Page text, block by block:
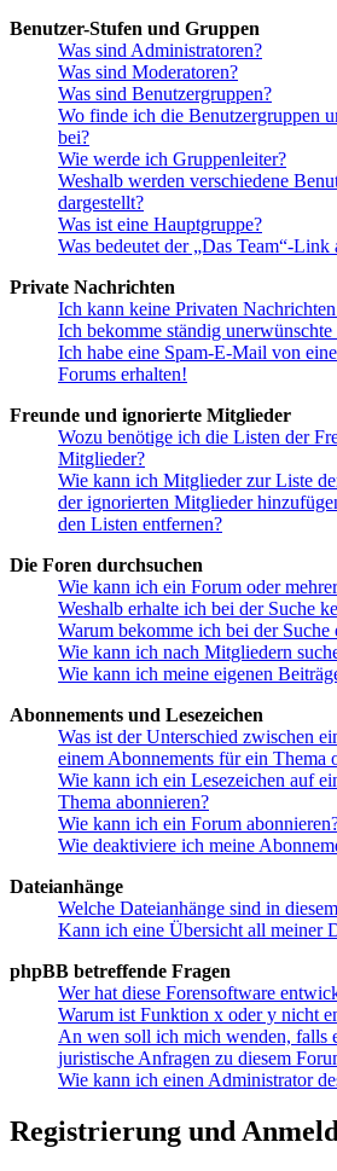
Benutzer-Stufen und Gruppen
Was sind Administratoren?
Was sind Moderatoren?
Was sind Benutzergruppen?
Wo finde ich die Benutzergruppen
bei?
Wie werde ich Gruppenleiter?
Weshalb werden verschiedene
dargestellt?
Was ist eine Hauptgruppe?
Was bedeutet der „Das Team“-Link
Private Nachrichten
Ich kann keine Privaten
Ich bekomme ständig
Ich habe eine Spam-E-Mail von
Forums erhalten!
Freunde und ignorierte Mitglieder
Wozu benötige ich die Listen der
Mitglieder?
Wie kann ich Mitglieder zur Liste
der ignorierten Mitglieder
den Listen entfernen?
Die Foren durchsuchen
Wie kann ich ein Forum oder
Weshalb erhalte ich bei der Suche
Warum bekomme ich bei der Suche
Wie kann ich nach Mitgliedern
Wie kann ich meine eigenen
Abonnements und Lesezeichen
Was ist der Unterschied zwischen
einem Abonnements für ein Thema
Wie kann ich ein Lesezeichen auf
Thema abonnieren?
Wie kann ich ein Forum
Wie deaktiviere ich meine
Dateianhänge
Welche Dateianhänge sind in
Kann ich eine Übersicht all meiner
phpBB betreffende Fragen
Wer hat diese Forensoftware
Warum ist Funktion x oder y nicht
An wen soll ich mich wenden, falls
juristische Anfragen zu diesem
Wie kann ich einen Administrator
Registrierung und